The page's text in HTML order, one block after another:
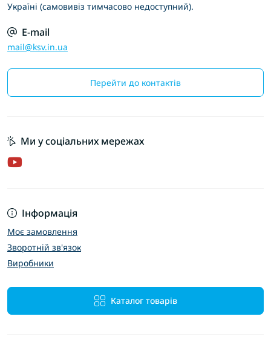
Україні (самовивіз тимчасово недоступний).
E-mail
mail@ksv.in.ua
Перейти до контактів
Інформація
Моє замовлення
Зворотній зв'язок
Виробники
Каталог товарів
Ми у соціальних мережах